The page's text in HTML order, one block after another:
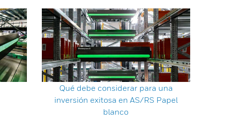
Qué debe considerar para una
inversión exitosa en AS/RS Papel
blanco